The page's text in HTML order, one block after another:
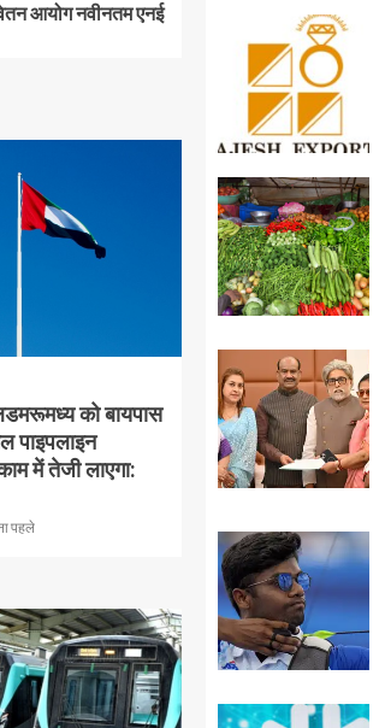
आयोग नवीनतम एनई
को बायपास
पाइपलाइन
में तेजी लाएगा:
पहले